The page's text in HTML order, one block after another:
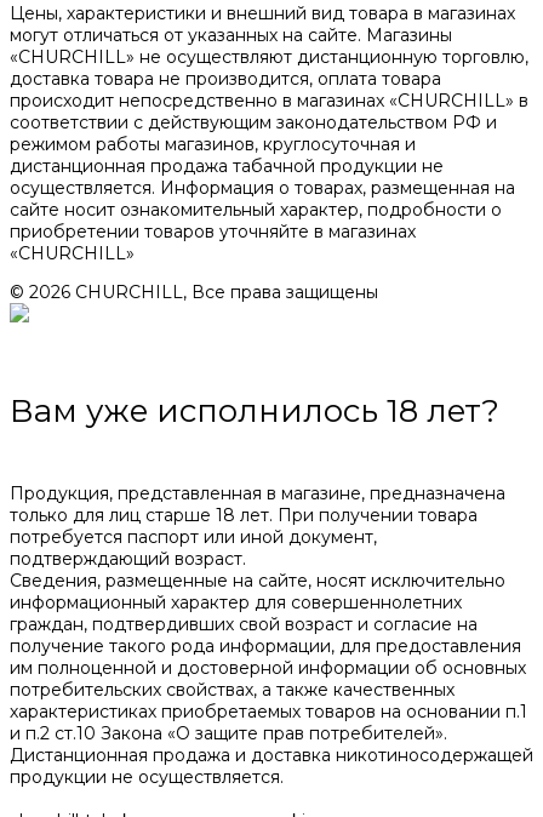
Цены, характеристики и внешний вид товара в магазинах
могут отличаться от указанных на сайте. Магазины
«CHURCHILL» не осуществляют дистанционную торговлю,
доставка товара не производится, оплата товара
происходит непосредственно в магазинах «CHURCHILL» в
соответствии с действующим законодательством РФ и
режимом работы магазинов, круглосуточная и
дистанционная продажа табачной продукции не
осуществляется. Информация о товарах, размещенная на
сайте носит ознакомительный характер, подробности о
приобретении товаров уточняйте в магазинах
«CHURCHILL»
© 2026 CHURCHILL, Все права защищены
Вам уже исполнилось 18 лет?
Продукция, представленная в магазине, предназначена
только для лиц старше 18 лет. При получении товара
потребуется паспорт или иной документ,
подтверждающий возраст.
Сведения, размещенные на сайте, носят исключительно
информационный характер для совершеннолетних
граждан, подтвердивших свой возраст и согласие на
получение такого рода информации, для предоставления
им полноценной и достоверной информации об основных
потребительских свойствах, а также качественных
характеристиках приобретаемых товаров на основании п.1
и п.2 ст.10 Закона «О защите прав потребителей».
Дистанционная продажа и доставка никотиносодержащей
продукции не осуществляется.